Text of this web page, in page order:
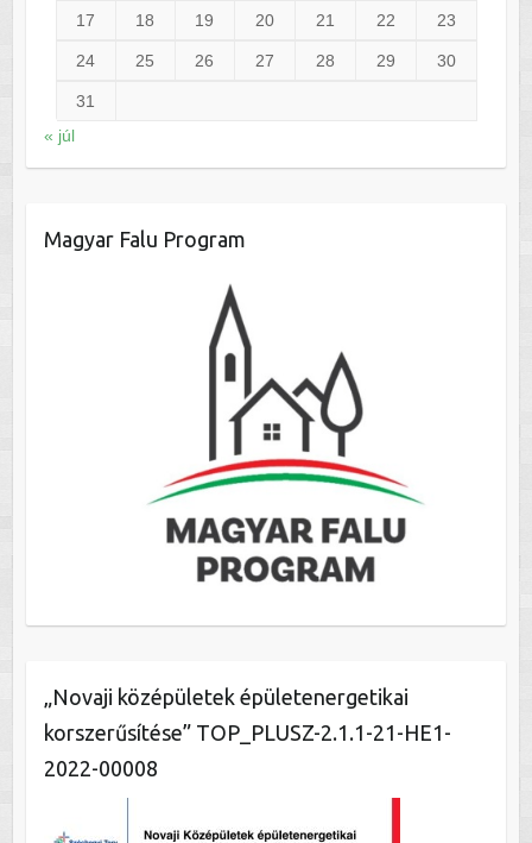
17 18 19 20 21 22 23
24 25 26 27 28 29 30
31
« júl
Magyar Falu Program
„Novaji középületek épületenergetikai
korszerűsítése” TOP_PLUSZ-2.1.1-21-HE1-
2022-00008